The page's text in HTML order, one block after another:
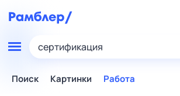
сертификация
Поиск Картинки Работа